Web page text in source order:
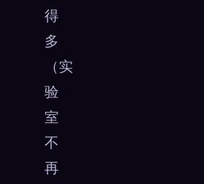
得
多
（实
验
室
不
再